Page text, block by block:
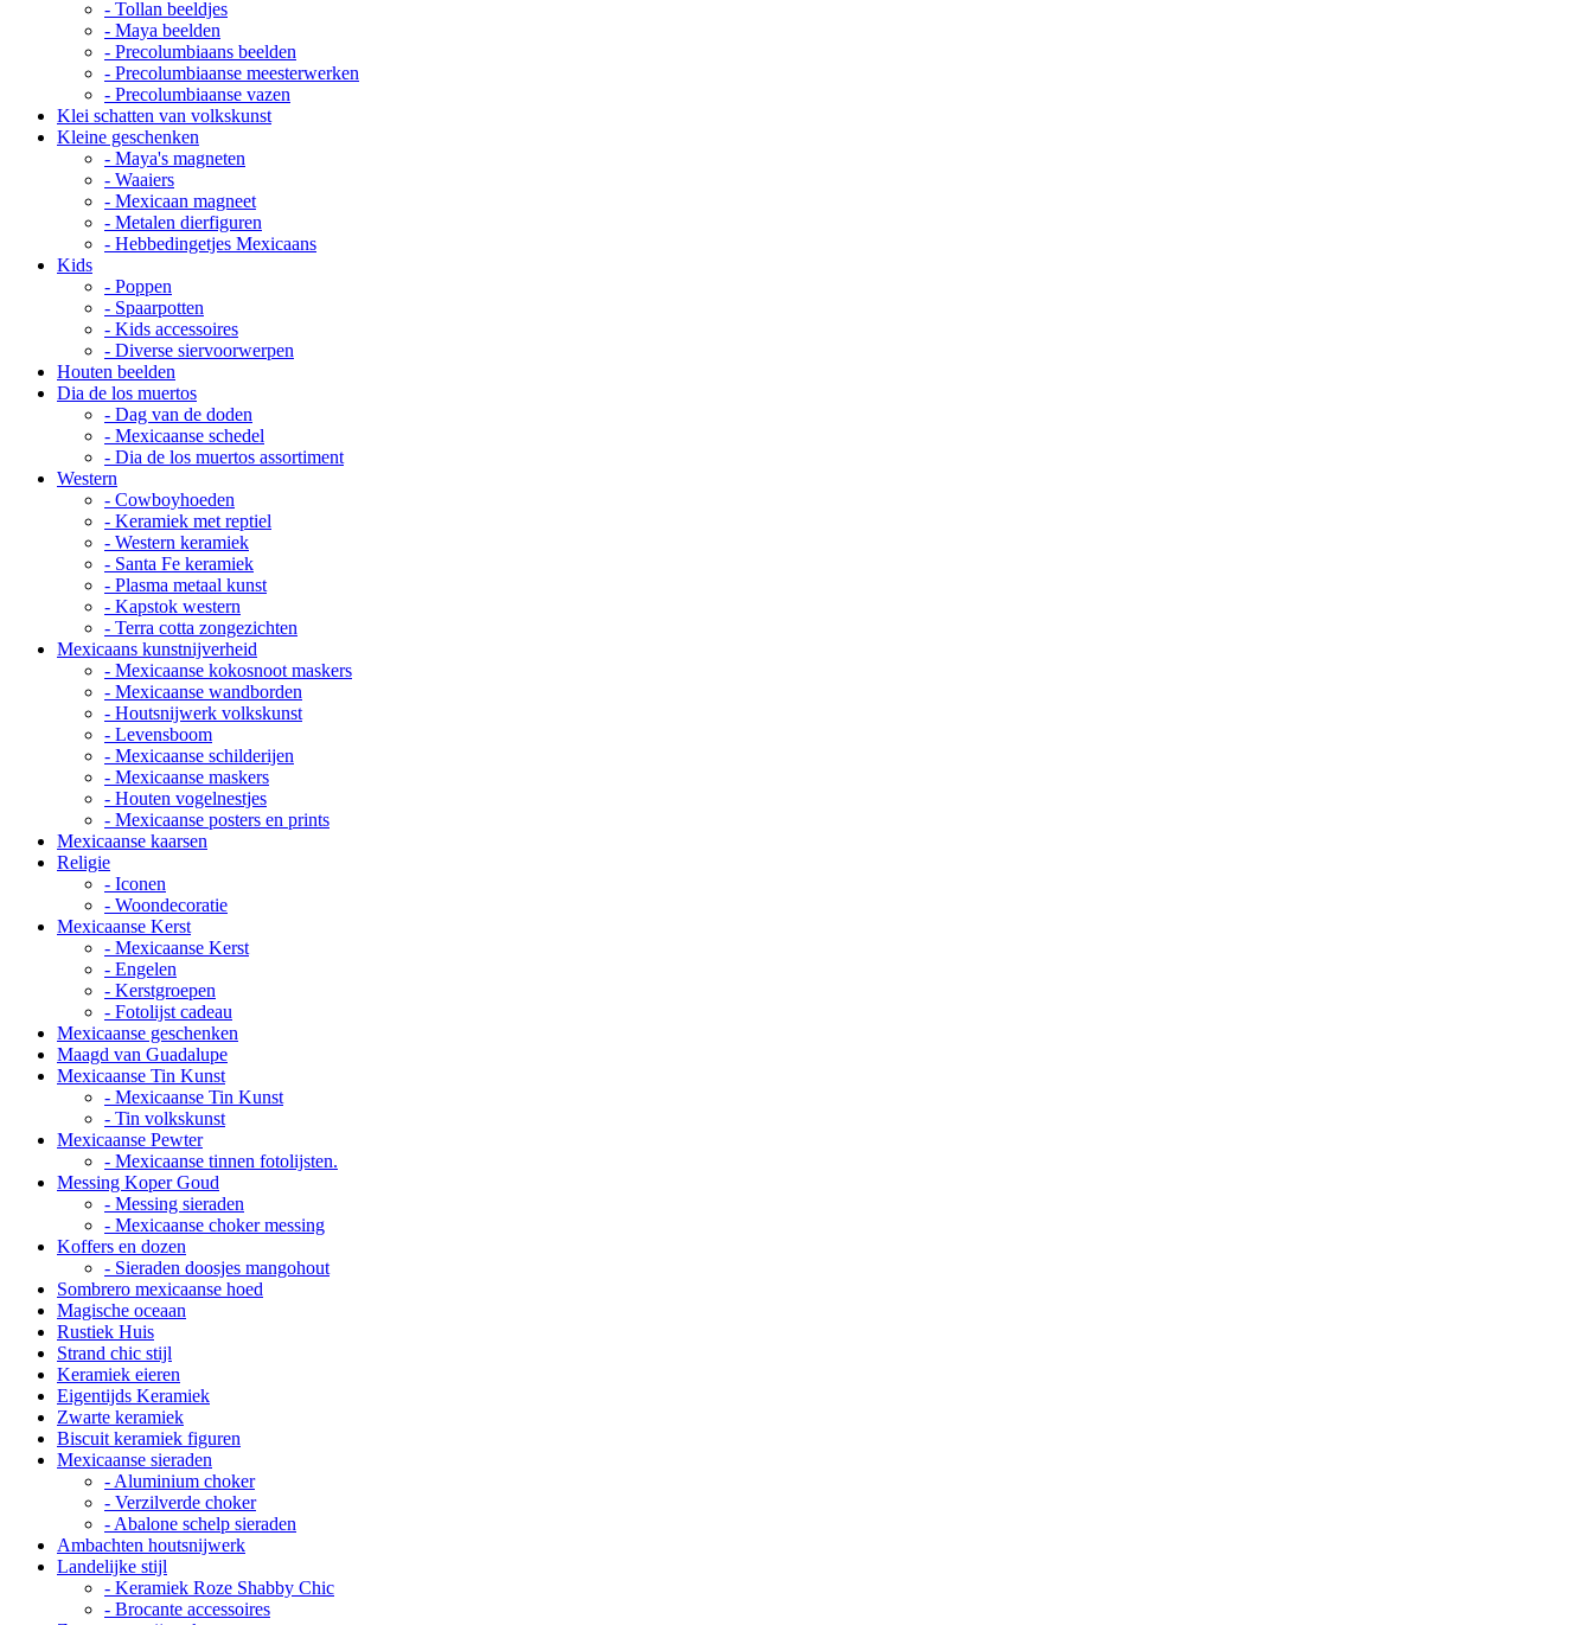
- Tollan beeldjes
- Maya beelden
- Precolumbiaans beelden
- Precolumbiaanse meesterwerken
- Precolumbiaanse vazen
Klei schatten van volkskunst
Kleine geschenken
- Maya's magneten
- Waaiers
- Mexicaan magneet
- Metalen dierfiguren
- Hebbedingetjes Mexicaans
Kids
- Poppen
- Spaarpotten
- Kids accessoires
- Diverse siervoorwerpen
Houten beelden
Dia de los muertos
- Dag van de doden
- Mexicaanse schedel
- Dia de los muertos assortiment
Western
- Cowboyhoeden
- Keramiek met reptiel
- Western keramiek
- Santa Fe keramiek
- Plasma metaal kunst
- Kapstok western
- Terra cotta zongezichten
Mexicaans kunstnijverheid
- Mexicaanse kokosnoot maskers
- Mexicaanse wandborden
- Houtsnijwerk volkskunst
- Levensboom
- Mexicaanse schilderijen
- Mexicaanse maskers
- Houten vogelnestjes
- Mexicaanse posters en prints
Mexicaanse kaarsen
Religie
- Iconen
- Woondecoratie
Mexicaanse Kerst
- Mexicaanse Kerst
- Engelen
- Kerstgroepen
- Fotolijst cadeau
Mexicaanse geschenken
Maagd van Guadalupe
Mexicaanse Tin Kunst
- Mexicaanse Tin Kunst
- Tin volkskunst
Mexicaanse Pewter
- Mexicaanse tinnen fotolijsten.
Messing Koper Goud
- Messing sieraden
- Mexicaanse choker messing
Koffers en dozen
- Sieraden doosjes mangohout
Sombrero mexicaanse hoed
Magische oceaan
Rustiek Huis
Strand chic stijl
Keramiek eieren
Eigentijds Keramiek
Zwarte keramiek
Biscuit keramiek figuren
Mexicaanse sieraden
- Aluminium choker
- Verzilverde choker
- Abalone schelp sieraden
Ambachten houtsnijwerk
Landelijke stijl
- Keramiek Roze Shabby Chic
- Brocante accessoires